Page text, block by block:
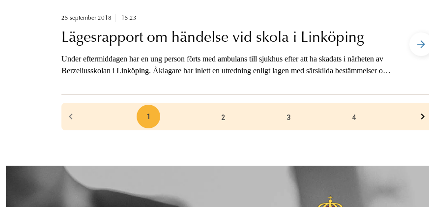
25 september 2018 15.23
Lägesrapport om händelse vid skola i Linköping
Under eftermiddagen har en ung person förts med ambulans till sjukhus efter att ha skadats i närheten av
Berzeliusskolan i Linköping. Åklagare har inlett en utredning enligt lagen med särskilda bestämmelser om
1 2 3 4